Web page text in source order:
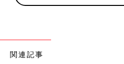
関連記事